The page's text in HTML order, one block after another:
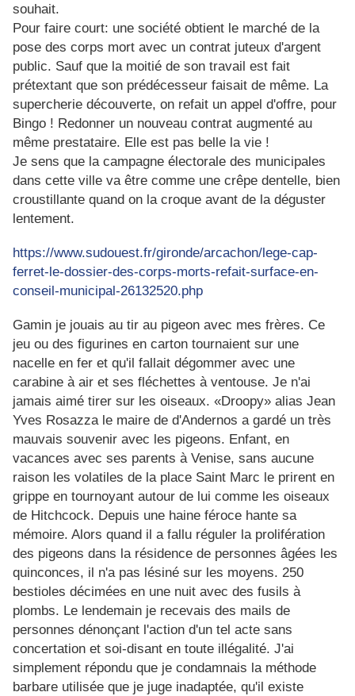
souhait.
Pour faire court: une société obtient le marché de la
pose des corps mort avec un contrat juteux d'argent
public. Sauf que la moitié de son travail est fait
prétextant que son prédécesseur faisait de même. La
supercherie découverte, on refait un appel d'offre, pour
Bingo ! Redonner un nouveau contrat augmenté au
même prestataire. Elle est pas belle la vie !
Je sens que la campagne électorale des municipales
dans cette ville va être comme une crêpe dentelle, bien
croustillante quand on la croque avant de la déguster
lentement.
https://www.sudouest.fr/gironde/arcachon/lege-cap-
ferret-le-dossier-des-corps-morts-refait-surface-en-
conseil-municipal-26132520.php
Gamin je jouais au tir au pigeon avec mes frères. Ce
jeu ou des figurines en carton tournaient sur une
nacelle en fer et qu'il fallait dégommer avec une
carabine à air et ses fléchettes à ventouse. Je n'ai
jamais aimé tirer sur les oiseaux. «Droopy» alias Jean
Yves Rosazza le maire de d'Andernos a gardé un très
mauvais souvenir avec les pigeons. Enfant, en
vacances avec ses parents à Venise, sans aucune
raison les volatiles de la place Saint Marc le prirent en
grippe en tournoyant autour de lui comme les oiseaux
de Hitchcock. Depuis une haine féroce hante sa
mémoire. Alors quand il a fallu réguler la prolifération
des pigeons dans la résidence de personnes âgées les
quinconces, il n'a pas lésiné sur les moyens. 250
bestioles décimées en une nuit avec des fusils à
plombs. Le lendemain je recevais des mails de
personnes dénonçant l'action d'un tel acte sans
concertation et soi-disant en toute illégalité. J'ai
simplement répondu que je condamnais la méthode
barbare utilisée que je juge inadaptée, qu'il existe